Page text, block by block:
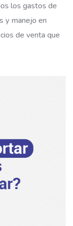
los gastos de
y manejo en
de venta que